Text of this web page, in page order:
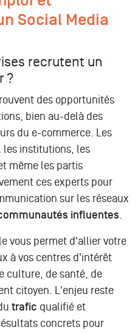
Social Media
recrutent un
?
des opportunités
bien au-delà des
du e-commerce. Les
les institutions, les
même les partis
ces experts pour
sur les réseaux
influentes.
vous permet d'allier votre
à vos centres d'intérêt
culture, de santé, de
citoyen. L'enjeu reste
trafic qualifié et
concrets pour